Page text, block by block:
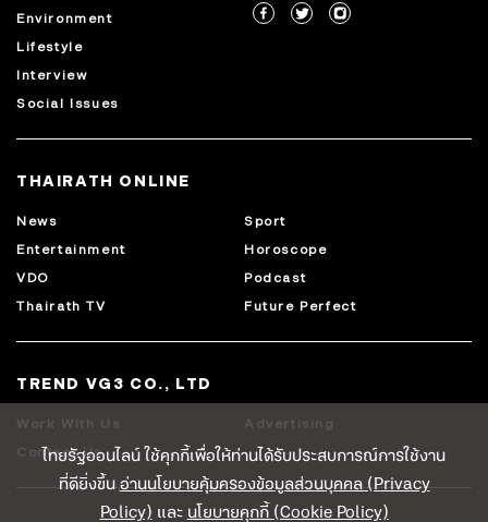
ไทยรัฐออนไลน์ ใช้คุกกี้เพื่อให้ท่านได้รับประสบการณ์การใช้งาน
ที่ดียิ่งขึ้นอ่านนโยบายคุ้มครองข้อมูลส่วนบุคคล (Privacy
Policy) และนโยบายคุกกี้ (Cookie Policy)
Environment
Lifestyle
Interview
Social Issues
THAIRATH ONLINE
News
Sport
Entertainment
Horoscope
VDO
Podcast
Thairath TV
Future Perfect
TREND VG3 CO., LTD
Work With Us
Advertising
Contact Us